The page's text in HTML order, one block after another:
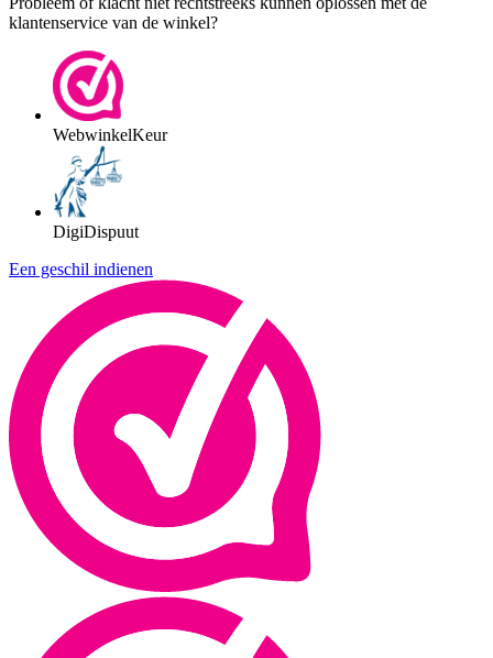
klantenservice van de winkel?
WebwinkelKeur
DigiDispuut
Een geschil indienen